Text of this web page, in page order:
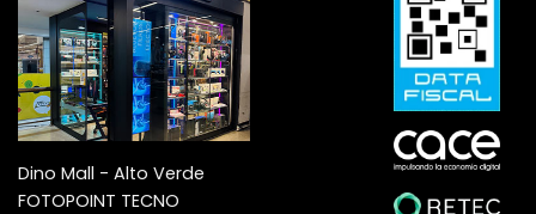
Dino Mall - Alto Verde
FOTOPOINT TECNO